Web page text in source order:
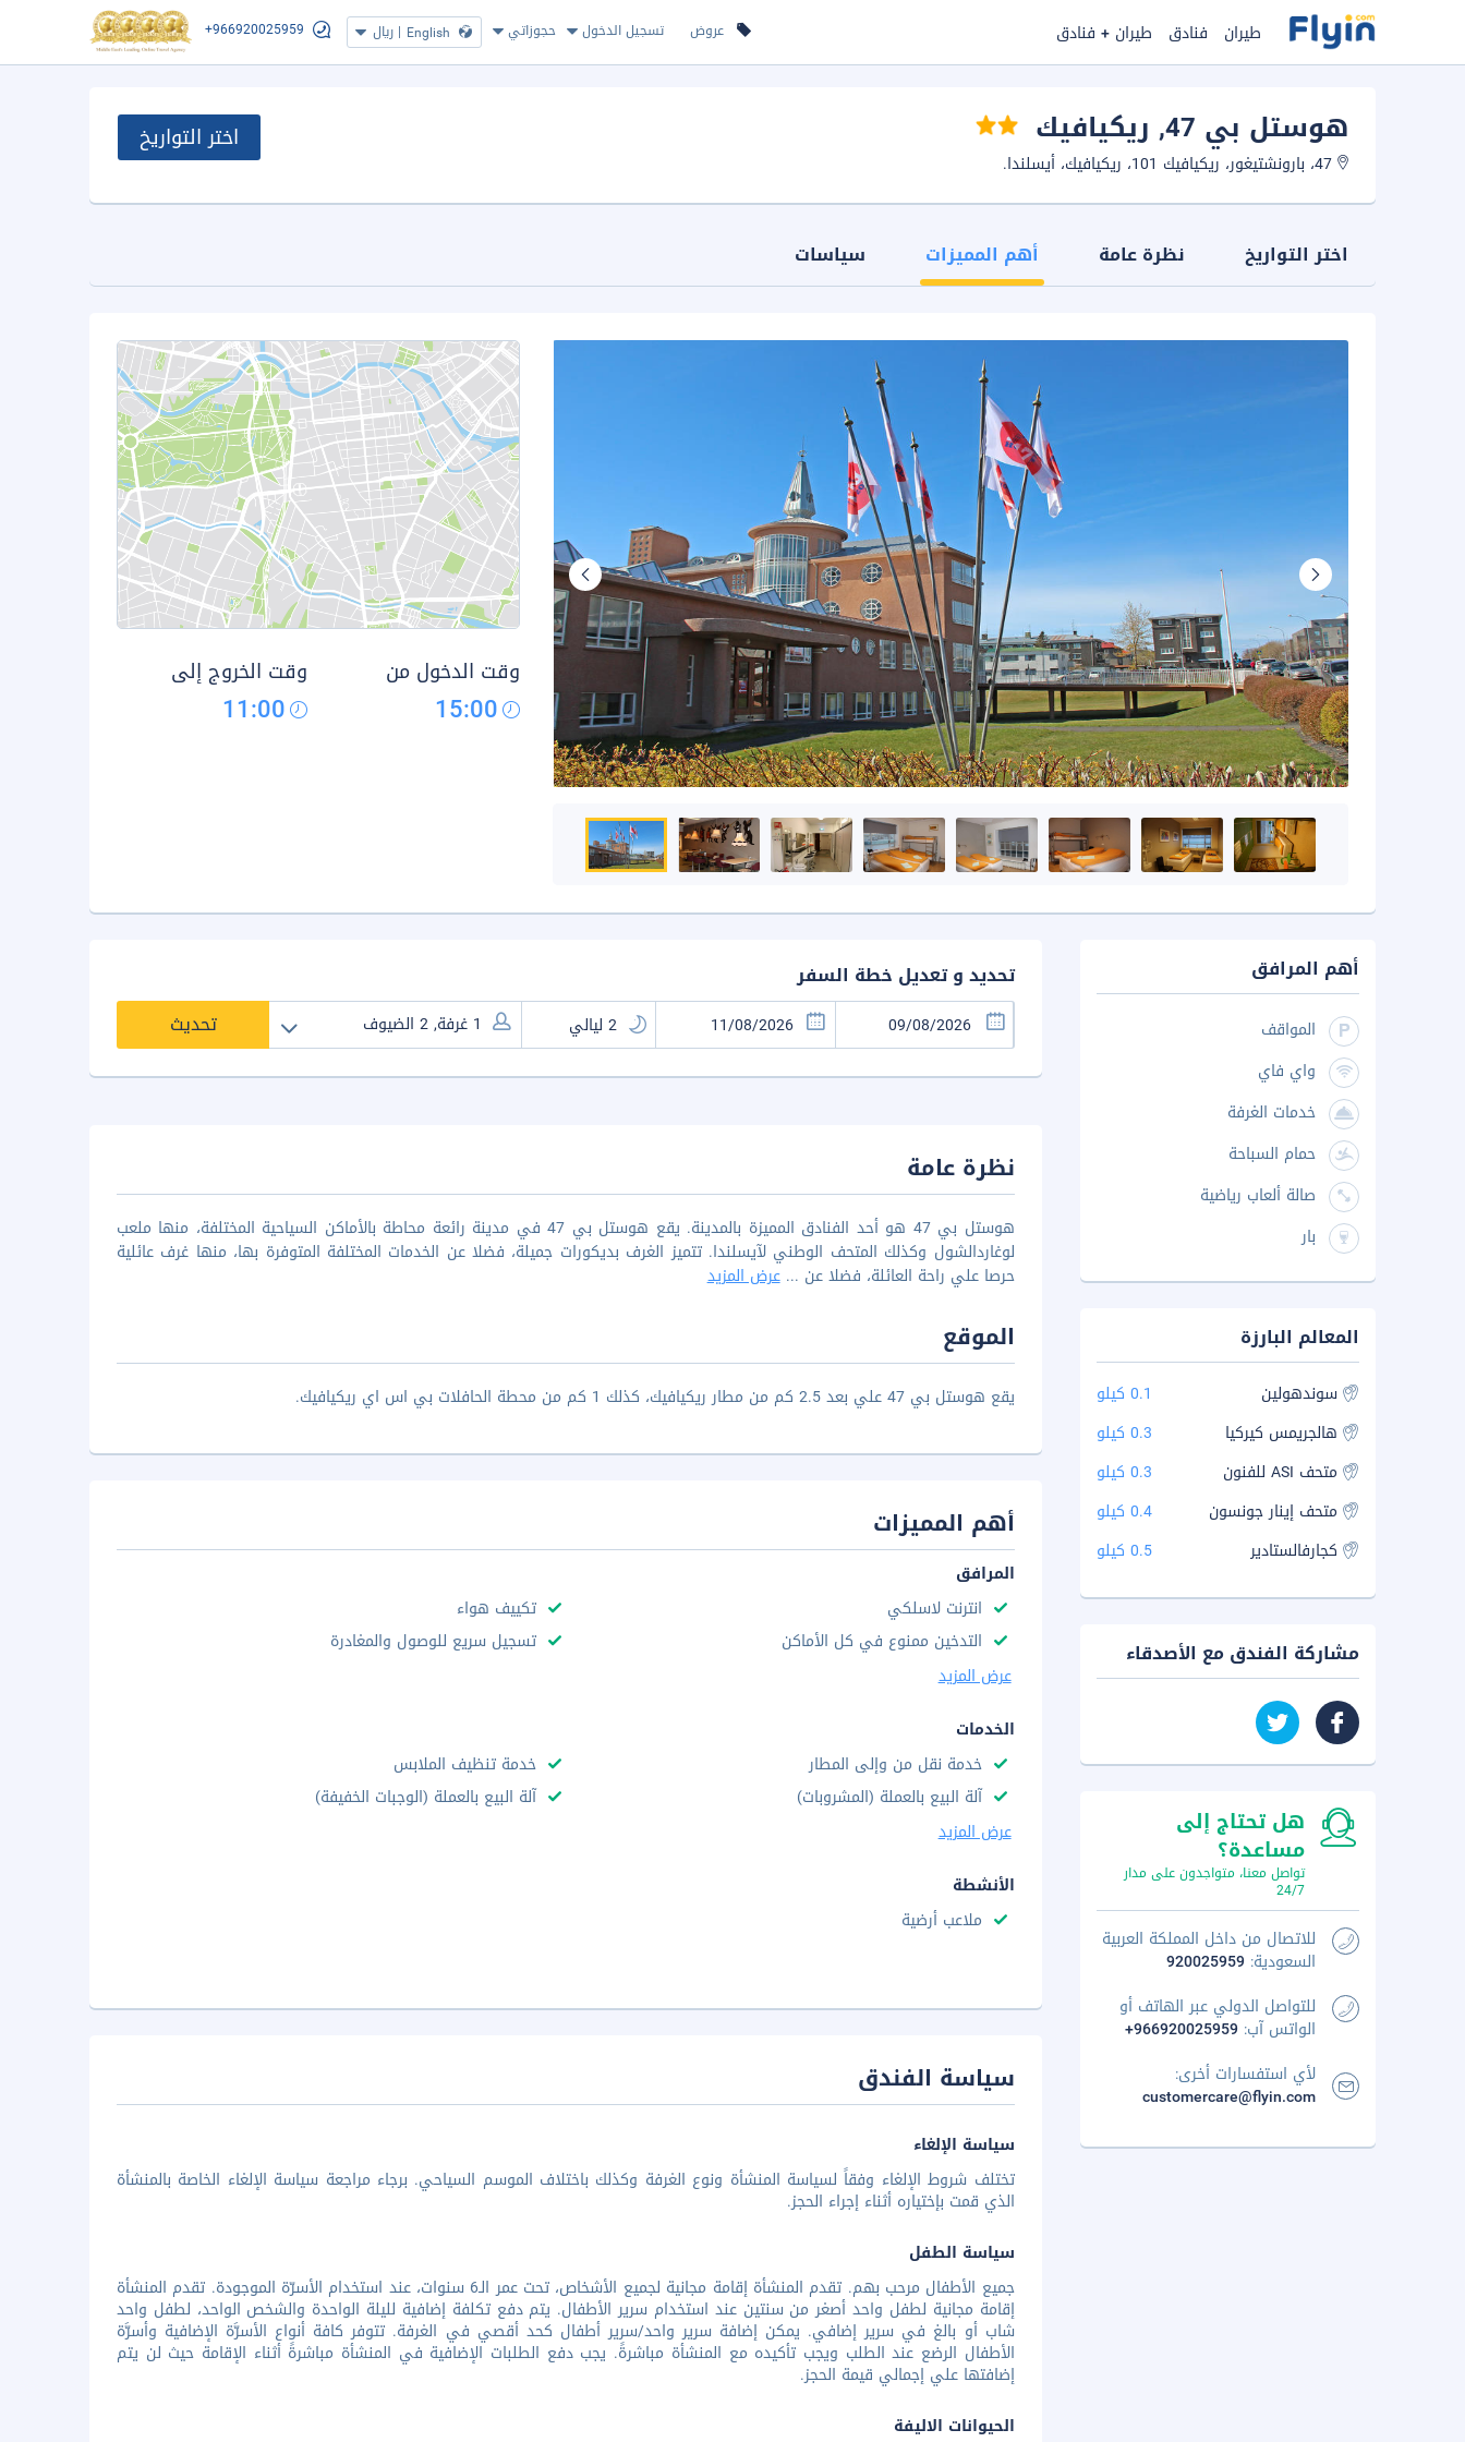
عروض تسجيل الدخول حجوزاتي English
| ريال +966920025959 طيران فنادق طيران + فنادق
هوستل بي 47 , ريكيافيك اختر التواريخ
اختر التواريخ نظرة عامة أهم المميزات سياسات
وقت الدخول من
15:00
وقت الخروج إلى
11:00
تحديد و تعديل خطة السفر
تحديث
نظرة عامة
هوستل بي 47 هو أحد الفنادق المميزة بالمدينة. يقع هوستل بي 47 في مدينة رائعة محاطة بالأماكن السياحية المختلفة، منها ملعب
لوغاردالشول وكذلك المتحف الوطني لآيسلندا. تتميز الغرف بديكورات جميلة، فضلا عن الخدمات المختلفة المتوفرة بها، منها غرف عائلية
حرصا علي راحة العائلة، فضلا عن ...عرض المزيد
الموقع
يقع هوستل بي 47 علي بعد 2.5 كم من مطار ريكيافيك، كذلك 1 كم من محطة الحافلات بي اس اي ريكيافيك.
أهم المميزات
المرافق
انترنت لاسلكي
تكييف هواء
التدخين ممنوع في كل الأماكن
تسجيل سريع للوصول والمغادرة
عرض المزيد
الخدمات
خدمة نقل من وإلى المطار
خدمة تنظيف الملابس
آلة البيع بالعملة (المشروبات)
آلة البيع بالعملة (الوجبات الخفيفة)
عرض المزيد
الأنشطة
ملاعب أرضية
سياسة الفندق
سياسة الإلغاء
تختلف شروط الإلغاء وفقاً لسياسة المنشأة ونوع الغرفة وكذلك باختلاف الموسم السياحي. برجاء مراجعة سياسة الإلغاء الخاصة بالمنشأة
الذي قمت بإختياره أثناء إجراء الحجز.
سياسة الطفل
جميع الأطفال مرحب بهم. تقدم المنشأة إقامة مجانية لجميع الأشخاص، تحت عمر الـ6 سنوات، عند استخدام الأسرّة الموجودة. تقدم المنشأة
إقامة مجانية لطفل واحد أصغر من سنتين عند استخدام سرير الأطفال. يتم دفع تكلفة إضافية لليلة الواحدة والشخص الواحد، لطفل واحد
شاب أو بالغ في سرير إضافي. يمكن إضافة سرير واحد/سرير أطفال كحد أقصي في الغرفة. تتوفر كافة أنواع الأسرَّة الإضافية وأسرَّة
الأطفال الرضع عند الطلب ويجب تأكيده مع المنشأة مباشرةً. يجب دفع الطلبات الإضافية في المنشأة مباشرةً أثناء الإقامة حيث لن يتم
إضافتها علي إجمالي قيمة الحجز.
الحيوانات الاليفة
أهم المرافق
المواقف
واي فاي
خدمات الغرفة
حمام السباحة
صالة ألعاب رياضية
بار
المعالم البارزة
سوندهولين
0.1 كيلو
هالجريمس كيركيا
0.3 كيلو
متحف ASI للفنون
0.3 كيلو
متحف إينار جونسون
0.4 كيلو
كجارفالستادير
0.5 كيلو
مشاركة الفندق مع الأصدقاء
هل تحتاج إلى
مساعدة؟
تواصل معنا، متواجدون على مدار
24/7
للاتصال من داخل المملكة العربية
السعودية: 920025959
للتواصل الدولي عبر الهاتف أو
الواتس آب: +966920025959
لأي استفسارات أخرى:
customercare@flyin.com